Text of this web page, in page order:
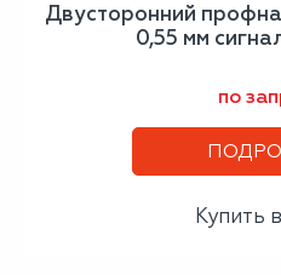
Двусторонний
0,55 мм
по
Купить